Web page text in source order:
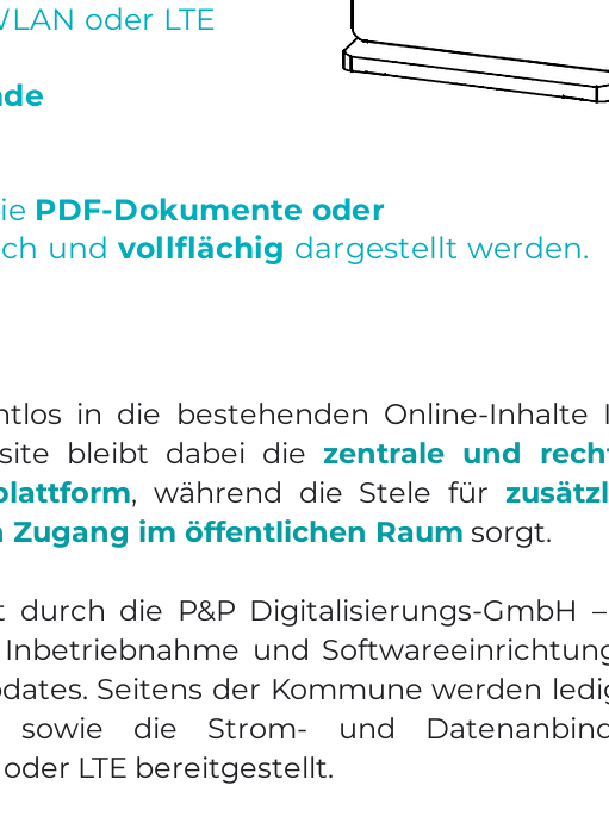
oder LTE
PDF-Dokumente oder
und vollflächig dargestellt werden.
in die bestehenden Online-Inhalte
bleibt dabei die zentrale und
, während die Stele für
im öffentlichen Raum sorgt.
die P&P Digitalisierungs-GmbH
und
Seitens der Kommune werden
die Strom- und
LTE bereitgestellt.